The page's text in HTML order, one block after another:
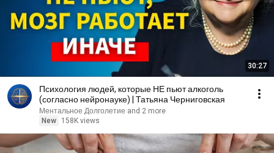
30:27
Психология людей, которые НЕ пьют алкоголь
(согласно нейронауке) | Татьяна Черниговская
Ментальное Долголетие and 2 more
New
158K views